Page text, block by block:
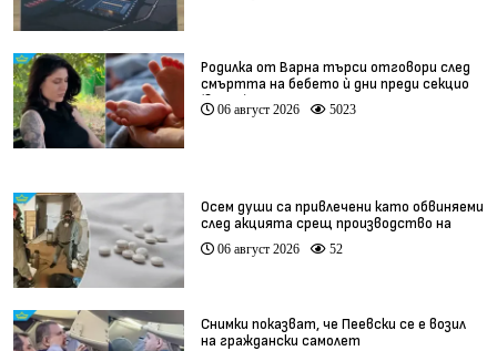
Родилка от Варна търси отговори след
смъртта на бебето ѝ дни преди секцио
(видео)
06 август 2026 5023
Осем души са привлечени като обвиняеми
след акцията срещ производство на
фентанил
06 август 2026 52
Снимки показват, че Пеевски се е возил
на граждански самолет